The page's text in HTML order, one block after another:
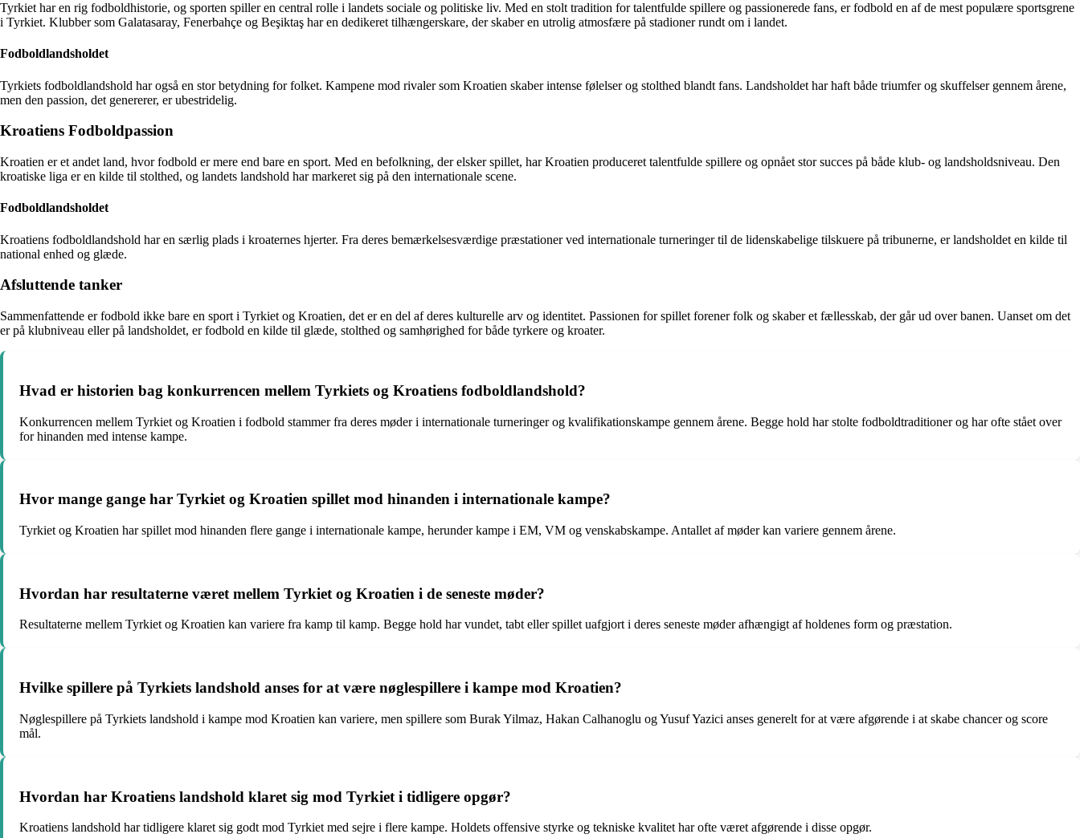
Tyrkiet har en rig fodboldhistorie, og sporten spiller en central rolle i landets sociale og politiske liv. Med en stolt tradition for talentfulde spillere og passionerede fans, er fodbold en af de mest populære sportsgrene
i Tyrkiet. Klubber som Galatasaray, Fenerbahçe og Beşiktaş har en dedikeret tilhængerskare, der skaber en utrolig atmosfære på stadioner rundt om i landet.
Fodboldlandsholdet
Tyrkiets fodboldlandshold har også en stor betydning for folket. Kampene mod rivaler som Kroatien skaber intense følelser og stolthed blandt fans. Landsholdet har haft både triumfer og skuffelser gennem årene,
men den passion, det genererer, er ubestridelig.
Kroatiens Fodboldpassion
Kroatien er et andet land, hvor fodbold er mere end bare en sport. Med en befolkning, der elsker spillet, har Kroatien produceret talentfulde spillere og opnået stor succes på både klub- og landsholdsniveau. Den
kroatiske liga er en kilde til stolthed, og landets landshold har markeret sig på den internationale scene.
Fodboldlandsholdet
Kroatiens fodboldlandshold har en særlig plads i kroaternes hjerter. Fra deres bemærkelsesværdige præstationer ved internationale turneringer til de lidenskabelige tilskuere på tribunerne, er landsholdet en kilde til
national enhed og glæde.
Afsluttende tanker
Sammenfattende er fodbold ikke bare en sport i Tyrkiet og Kroatien, det er en del af deres kulturelle arv og identitet. Passionen for spillet forener folk og skaber et fællesskab, der går ud over banen. Uanset om det
er på klubniveau eller på landsholdet, er fodbold en kilde til glæde, stolthed og samhørighed for både tyrkere og kroater.
Hvad er historien bag konkurrencen mellem Tyrkiets og Kroatiens fodboldlandshold?
Konkurrencen mellem Tyrkiet og Kroatien i fodbold stammer fra deres møder i internationale turneringer og kvalifikationskampe gennem årene. Begge hold har stolte fodboldtraditioner og har ofte stået over
for hinanden med intense kampe.
Hvor mange gange har Tyrkiet og Kroatien spillet mod hinanden i internationale kampe?
Tyrkiet og Kroatien har spillet mod hinanden flere gange i internationale kampe, herunder kampe i EM, VM og venskabskampe. Antallet af møder kan variere gennem årene.
Hvordan har resultaterne været mellem Tyrkiet og Kroatien i de seneste møder?
Resultaterne mellem Tyrkiet og Kroatien kan variere fra kamp til kamp. Begge hold har vundet, tabt eller spillet uafgjort i deres seneste møder afhængigt af holdenes form og præstation.
Hvilke spillere på Tyrkiets landshold anses for at være nøglespillere i kampe mod Kroatien?
Nøglespillere på Tyrkiets landshold i kampe mod Kroatien kan variere, men spillere som Burak Yilmaz, Hakan Calhanoglu og Yusuf Yazici anses generelt for at være afgørende i at skabe chancer og score
mål.
Hvordan har Kroatiens landshold klaret sig mod Tyrkiet i tidligere opgør?
Kroatiens landshold har tidligere klaret sig godt mod Tyrkiet med sejre i flere kampe. Holdets offensive styrke og tekniske kvalitet har ofte været afgørende i disse opgør.